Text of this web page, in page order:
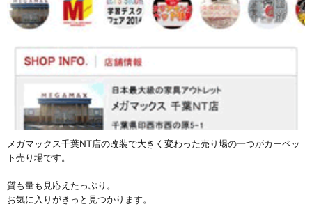
メガマックス千葉NT店の改装で大きく変わった売り場の一つがカーペッ
ト売り場です。
質も量も見応えたっぷり。
お気に入りがきっと見つかります。